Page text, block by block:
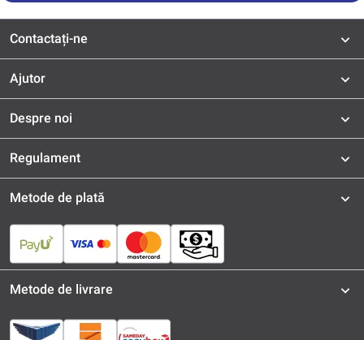
Contactați-ne
Ajutor
Despre noi
Regulament
Metode de plată
Metode de livrare